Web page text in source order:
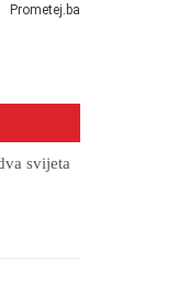
Prometej.ba
svijeta